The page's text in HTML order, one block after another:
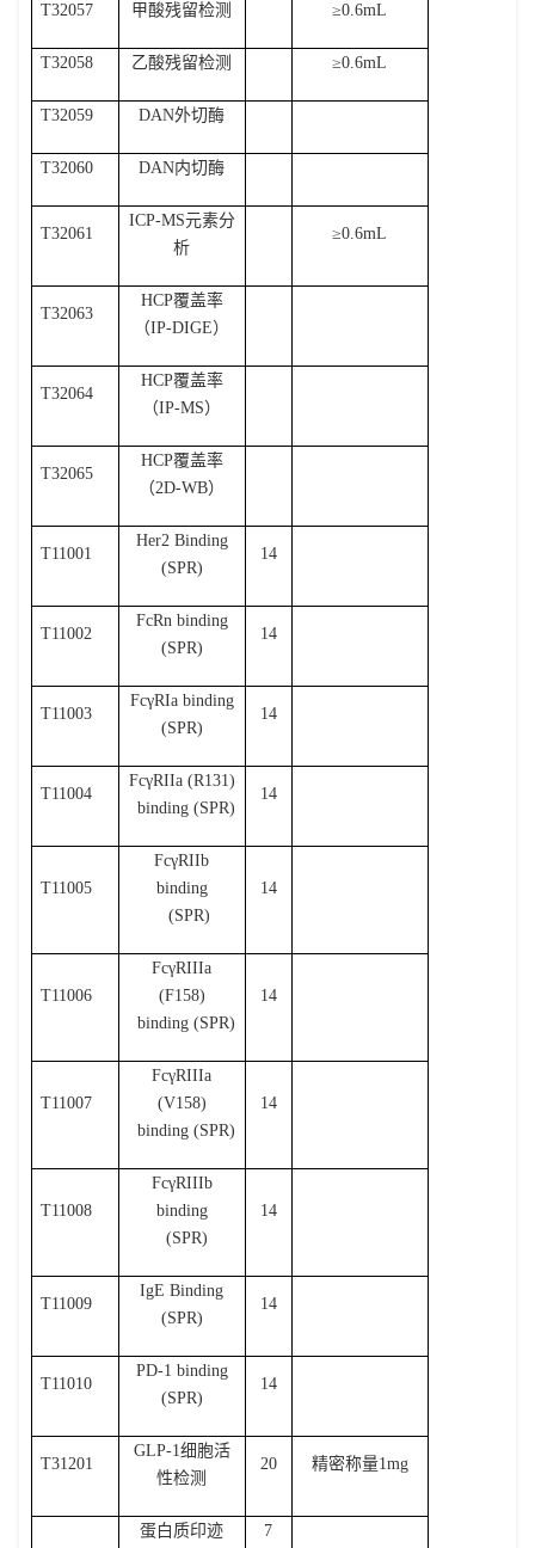
T32057 甲酸残留检测 ≥0.6mL
T32058 乙酸残留检测 ≥0.6mL
T32059 DAN外切酶
T32060 DAN内切酶
T32061
ICP-MS元素分
析
≥0.6mL
T32063
HCP覆盖率
（IP-DIGE）
T32064
HCP覆盖率
（IP-MS）
T32065
HCP覆盖率
（2D-WB）
T11001
Her2 Binding
(SPR)
14
T11002
FcRn binding
(SPR)
14
T11003
FcγRIa binding
(SPR)
14
T11004
FcγRIIa (R131)
binding (SPR)
14
T11005
FcγRIIb
binding
(SPR)
14
T11006
FcγRIIIa
(F158)
binding (SPR)
14
T11007
FcγRIIIa
(V158)
binding (SPR)
14
T11008
FcγRIIIb
binding
(SPR)
14
T11009
IgE Binding
(SPR)
14
T11010
PD-1 binding
(SPR)
14
T31201
GLP-1细胞活
性检测
20 精密称量1mg
蛋白质印迹 7